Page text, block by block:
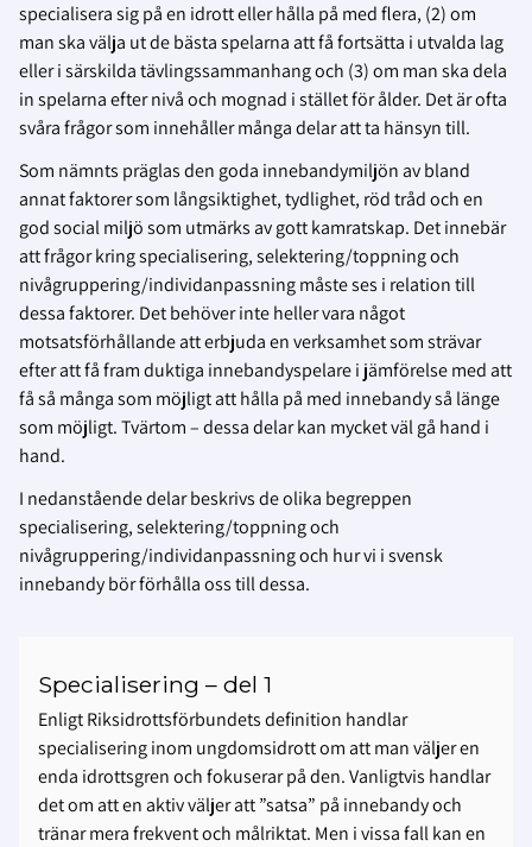
specialisera sig på en idrott eller hålla på med flera, (2) om
man ska välja ut de bästa spelarna att få fortsätta i utvalda lag
eller i särskilda tävlingssammanhang och (3) om man ska dela
in spelarna efter nivå och mognad i stället för ålder. Det är ofta
svåra frågor som innehåller många delar att ta hänsyn till.
Som nämnts präglas den goda innebandymiljön av bland
annat faktorer som långsiktighet, tydlighet, röd tråd och en
god social miljö som utmärks av gott kamratskap. Det innebär
att frågor kring specialisering, selektering/toppning och
nivågruppering/individanpassning måste ses i relation till
dessa faktorer. Det behöver inte heller vara något
motsatsförhållande att erbjuda en verksamhet som strävar
efter att få fram duktiga innebandyspelare i jämförelse med att
få så många som möjligt att hålla på med innebandy så länge
som möjligt. Tvärtom – dessa delar kan mycket väl gå hand i
hand.
I nedanstående delar beskrivs de olika begreppen
specialisering, selektering/toppning och
nivågruppering/individanpassning och hur vi i svensk
innebandy bör förhålla oss till dessa.
Specialisering – del 1
Enligt Riksidrottsförbundets definition handlar
specialisering inom ungdomsidrott om att man väljer en
enda idrottsgren och fokuserar på den. Vanligtvis handlar
det om att en aktiv väljer att ”satsa” på innebandy och
tränar mera frekvent och målriktat. Men i vissa fall kan en